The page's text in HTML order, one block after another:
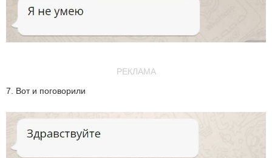
РЕКЛАМА
7. Вот и поговорили